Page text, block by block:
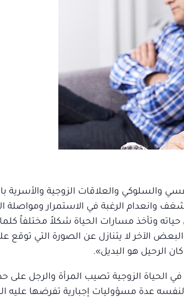
والسلوكي والعلاقات الزوجية والأسرية
وانعدام الرغبة في الاستمرار ومواصلة
وتأخذ مسارات الحياة شكلاً مختلفاً
الآخر لا يتنازل عن الصورة التي توقع
الرحيل هو البديل».
الحياة الزوجية تصيب المرأة والرجل على
عدة مسؤوليات إجبارية تفرضها عليه